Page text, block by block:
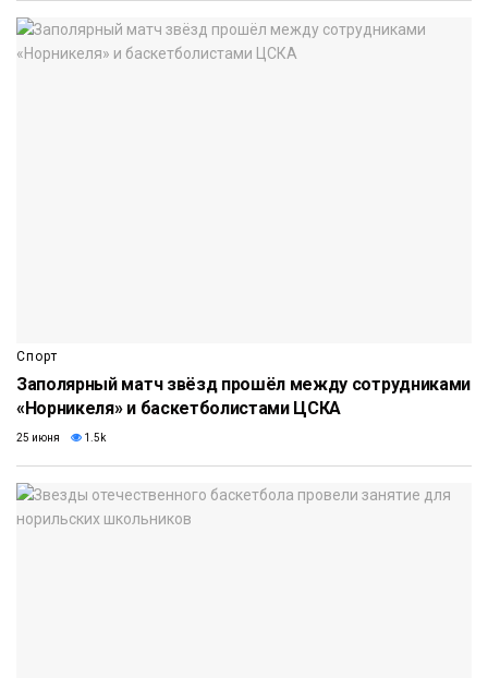
Спорт
Заполярный матч звёзд прошёл между сотрудниками
«Норникеля» и баскетболистами ЦСКА
25 июня 1.5k